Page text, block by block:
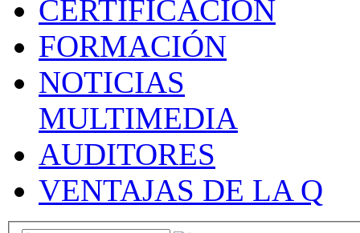
CERTIFICACIÓN
FORMACIÓN
NOTICIAS
MULTIMEDIA
AUDITORES
VENTAJAS DE LA Q